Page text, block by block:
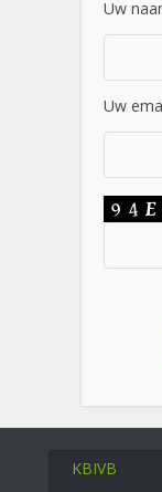
Uw
Uw
KBIVB